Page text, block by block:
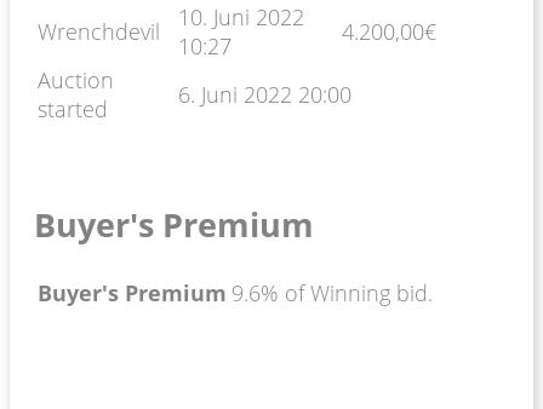
Wrenchdevil
10. Juni 2022
10:27
4.200,00€
Auction
started
6. Juni 2022 20:00
Buyer's Premium
Buyer's Premium 9.6% of Winning bid.